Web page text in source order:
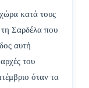
κατά τους
τη Σαρδέλα που
αυτή
του
όταν τα